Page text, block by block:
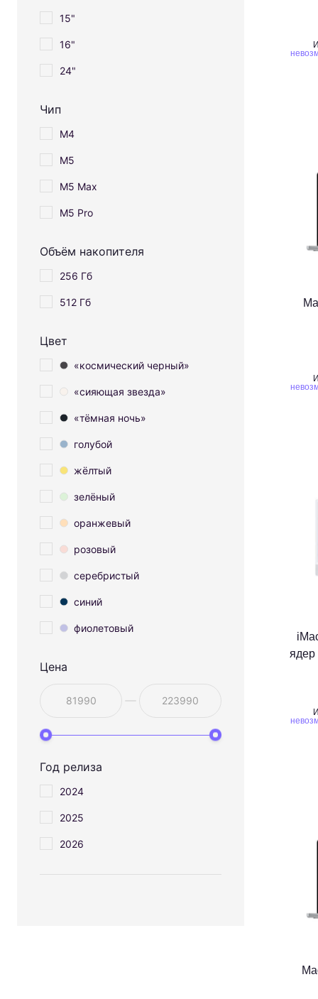
15"
16"
24"
Чип
M4
M5
M5 Max
M5 Pro
Объём накопителя
256 Гб
512 Гб
Цвет
«космический черный»
«сияющая звезда»
«тёмная ночь»
голубой
жёлтый
зелёный
оранжевый
розовый
серебристый
синий
фиолетовый
Цена
Год релиза
2024
2025
2026
ядер